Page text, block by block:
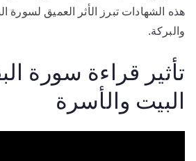
هذه الشهادات تبرز الأثر العميق لسورة
والبركة.
تأثير قراءة سورة
البيت والأسرة